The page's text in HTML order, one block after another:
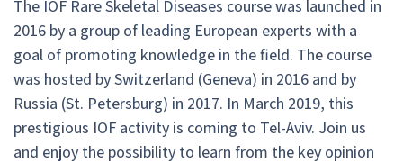
The IOF Rare Skeletal Diseases course was launched in
2016 by a group of leading European experts with a
goal of promoting knowledge in the field. The course
was hosted by Switzerland (Geneva) in 2016 and by
Russia (St. Petersburg) in 2017. In March 2019, this
prestigious IOF activity is coming to Tel-Aviv. Join us
and enjoy the possibility to learn from the key opinion